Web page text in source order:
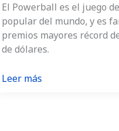
El Powerball es el juego
popular del mundo, y es
premios mayores récord
de dólares.
Leer más: